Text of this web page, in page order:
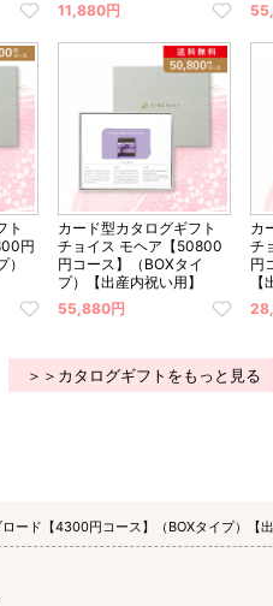
11,880円
ト
円
カード型カタログギフト
チョイス モヘア【50800
円コース】（BOXタイ
プ）【出産内祝い用】
55,880円
カ
チ
円
＞＞カタログギフトをもっと見る
ード【4300円コース】（BOXタイプ）【出